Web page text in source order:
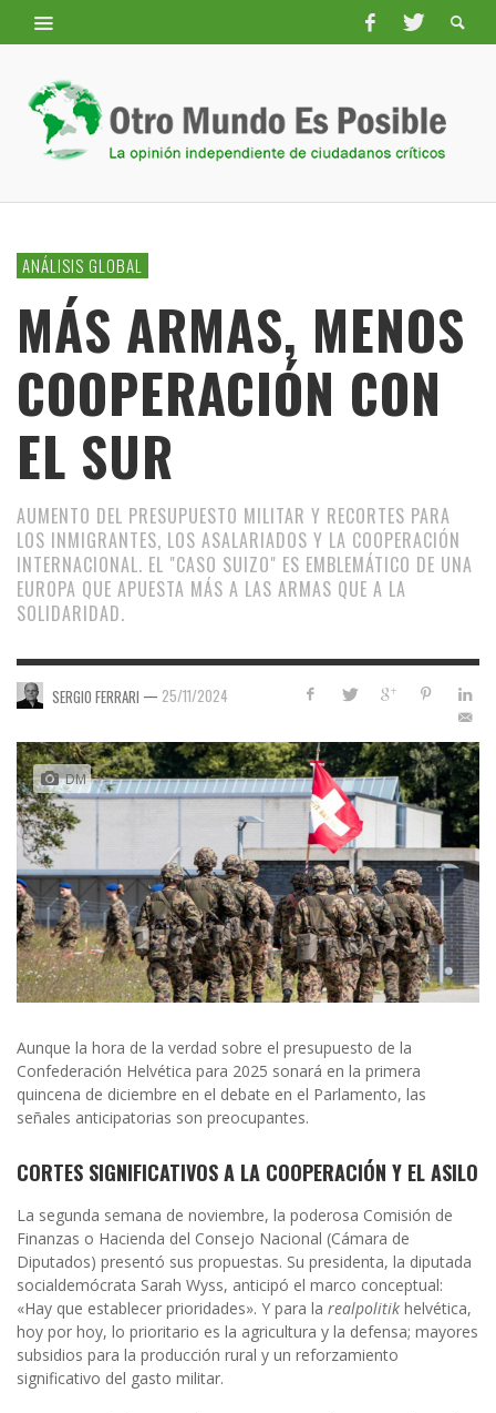
ANÁLISIS GLOBAL
MÁS ARMAS, MENOS
COOPERACIÓN CON
EL SUR
AUMENTO DEL PRESUPUESTO MILITAR Y RECORTES PARA
LOS INMIGRANTES, LOS ASALARIADOS Y LA COOPERACIÓN
INTERNACIONAL. EL "CASO SUIZO" ES EMBLEMÁTICO DE UNA
EUROPA QUE APUESTA MÁS A LAS ARMAS QUE A LA
SOLIDARIDAD.
SERGIO FERRARI — 25/11/2024
DM
Aunque la hora de la verdad sobre el presupuesto de la
Confederación Helvética para 2025 sonará en la primera
quincena de diciembre en el debate en el Parlamento, las
señales anticipatorias son preocupantes.
CORTES SIGNIFICATIVOS A LA COOPERACIÓN Y EL ASILO
La segunda semana de noviembre, la poderosa Comisión de
Finanzas o Hacienda del Consejo Nacional (Cámara de
Diputados) presentó sus propuestas. Su presidenta, la diputada
socialdemócrata Sarah Wyss, anticipó el marco conceptual:
«Hay que establecer prioridades». Y para la realpolitik helvética,
hoy por hoy, lo prioritario es la agricultura y la defensa; mayores
subsidios para la producción rural y un reforzamiento
significativo del gasto militar.